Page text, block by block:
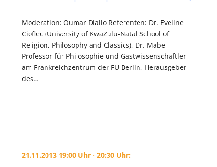
Moderation: Oumar Diallo Referenten: Dr. Eveline
Cioflec (University of KwaZulu-Natal School of
Religion, Philosophy and Classics), Dr. Mabe
Professor für Philosophie und Gastwissenschaftler
am Frankreichzentrum der FU Berlin, Herausgeber
des…
21.11.2013 19:00 Uhr - 20:30 Uhr: